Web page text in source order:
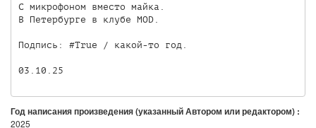
С микрофоном вместо майка.
В Петербурге в клубе MOD.
Подпись: #True / какой-то год.
03.10.25
Год написания произведения (указанный Автором или редактором) :
2025